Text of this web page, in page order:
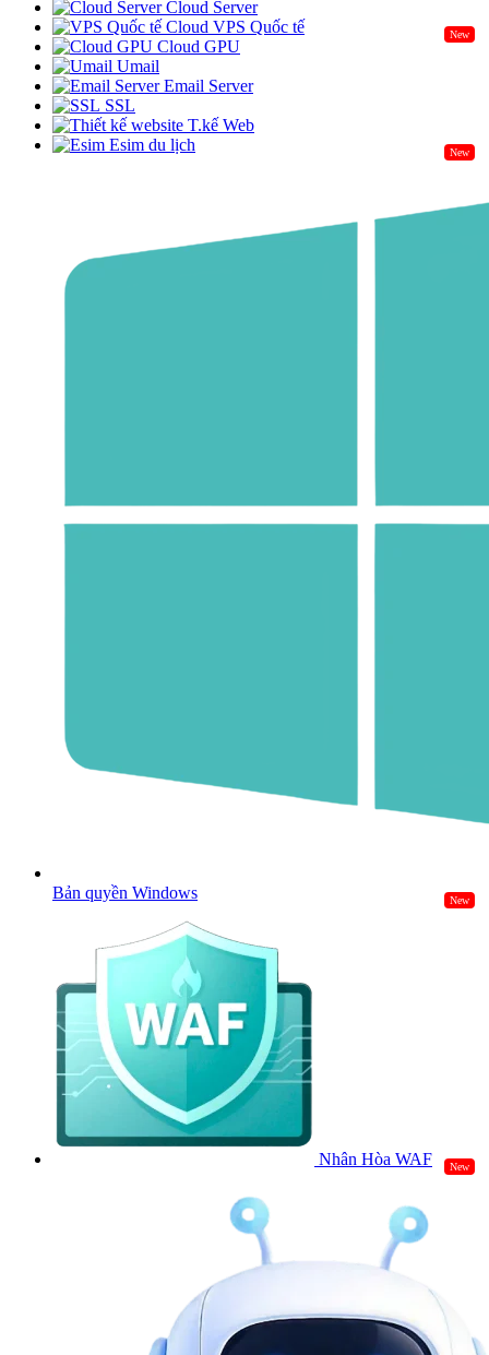
Cloud Server
Cloud VPS Quốc tế
New
Cloud GPU
Umail
Email Server
SSL
T.kế Web
Esim du lịch
New
Bản quyền Windows New
Nhân Hòa WAF New